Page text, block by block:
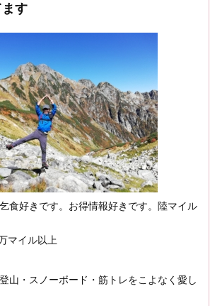
す
食好きです。お得情報好きです。陸マイル
マイル以上
山・スノーボード・筋トレをこよなく愛し